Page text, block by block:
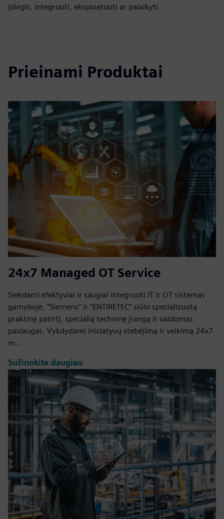
įdiegti, integruoti, eksploatuoti ar palaikyti
Prieinami Produktai
24x7 Managed OT Service
Siekdami efektyviai ir saugiai integruoti IT ir OT sistemas
gamyboje, “Siemens” ir “ENTIRETEC” siūlo specializuotą
praktinę patirtį, specialią techninę įrangą ir valdomas
paslaugas. Vykdydami iniciatyvų stebėjimą ir veikimą 24x7
m...
Sužinokite daugiau